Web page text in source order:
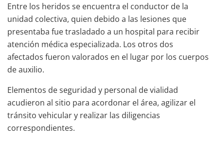
Entre los heridos se encuentra el conductor de la
unidad colectiva, quien debido a las lesiones que
presentaba fue trasladado a un hospital para recibir
atención médica especializada. Los otros dos
afectados fueron valorados en el lugar por los cuerpos
de auxilio.
Elementos de seguridad y personal de vialidad
acudieron al sitio para acordonar el área, agilizar el
tránsito vehicular y realizar las diligencias
correspondientes.